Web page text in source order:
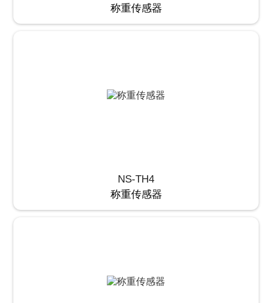
称重传感器
NS-TH4
称重传感器